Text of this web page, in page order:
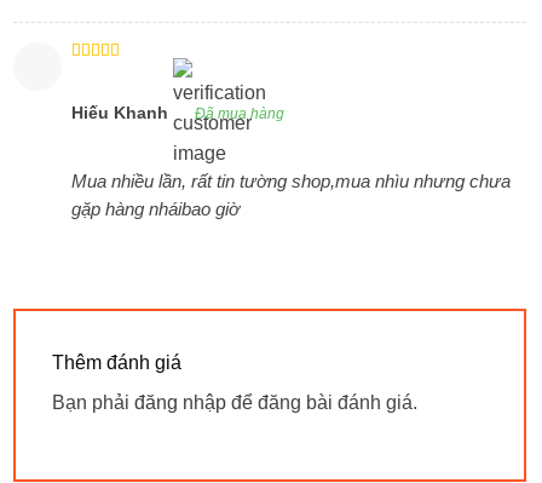
sao
Hiếu Khanh Đã mua hàng
Mua nhiều lần, rất tin tường shop,mua nhìu nhưng chưa
gặp hàng nháibao giờ
Thêm đánh giá
Bạn phải đăng nhập để đăng bài đánh giá.